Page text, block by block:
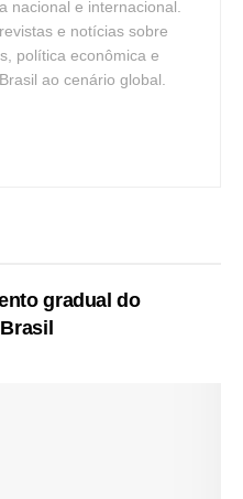
nacional e internacional.
e notícias sobre
política econômica e
ao cenário global.
gradual do